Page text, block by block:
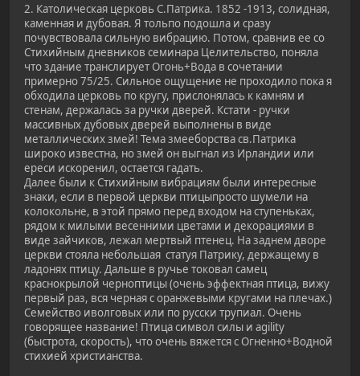
2. Католическая церковь С.Патрика. 1852 -1913, солидная,
каменная и дубовая. Я тольпо подошла и сразу
почувствовала сильную вибрацию. Потом, сравнив ее со
Стихийным дневников семинара Целительство, поняла
что здание транслирует Огонь+Вода в сочетании
примерно 75/25. Сильное ощущение не проходило пока я
обходила церковь по кругу, прислонялась к камням и
стенам, держалась за ручки дверей. Кстати - ручки
массивных дубовых дверей выполнены в виде
металлических змей! Тема змееборства св.Патрика
широко известна, но змей он выгнал из Ирландии или
ереси искоренил, остается гадать.
Далее были к Стихийным вибрациям были интересные
знаки, если в первой церкви птицыпросто шумели на
колокольне, в этой прямо перед входом на ступеньках,
рядом к милыми весенними цветами и декорациями в
виде зайчиков, лежал мертвый птенец. На заднем дворе
церкви стояла небольшая статуя Патрику, держащему в
ладонях птицу. Дальше в ручье токовал самец
краснокрылой черноптицы (очень эффектная птица, вижу
первый раз, вся черная с оранжевыми кругами на плечах.)
Семейство иволговых или по русски трупиал. Очень
говорящее название! Птица символ силы и agility
(быстрота, скорость), что очень вяжется с Огненно+Водной
стихией христианства.